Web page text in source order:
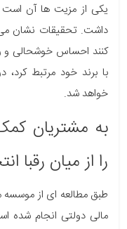
یکی از مزیت ها آن
داشت. تحقیقات نشان
کنند احساس خوشحالی و
با برند خود مرتبط
خواهد شد.
به مشتریان
را از میان رقبا
طبق مطالعه ای از موسسه
مالی دولتی انجام شده